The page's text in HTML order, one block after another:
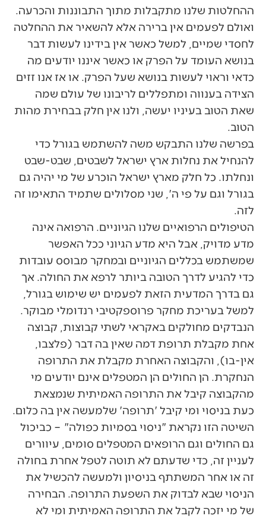
ההחלטות שלנו מתקבלות מתוך התבוננות והכרעה.
ואולם לפעמים אין ברירה אלא להשאיר את ההחלטה
לחסדי שמיים, למשל כאשר אין בידינו לעשות דבר
בנושא העומד על הפרק או כאשר איננו יודעים מה
כדאי וראוי לעשות בנושא שעל הפרק. או אז אנו זזים
הצידה בענווה ומתפללים לריבונו של עולם שמה
שאת הטוב בעיניו יעשה, ולנו אין חלק בבחירת מהות
הטוב.
בפרשה שלנו התבקש משה להשתמש בגורל כדי
להנחיל את נחלות ארץ ישראל לשבטים, שבט-שבט
ונחלתו. כל חלק מארץ ישראל הוכרע של מי יהיה גם
בגורל וגם על פי ה', שני מסלולים שתמיד התאימו זה
לזה.
הטיפולים הרפואיים שלנו הגיוניים. הרפואה אינה
מדע מדויק, אבל היא מדע הגיוני ככל האפשר
שמשתמש בכללים הגיוניים ובמחקר מבוסס עובדות
כדי להגיע לדרך הטובה ביותר לרפא את החולה. אך
גם בדרך המדעית הזאת לפעמים יש שימוש בגורל,
למשל בעריכת מחקר פרוספקטיבי רנדומלי מבוקר.
הנבדקים מחולקים באקראי לשתי קבוצות, קבוצה
אחת מקבלת תרופת דמה שאין בה דבר (פלצבו,
אין-בו), והקבוצה האחרת מקבלת את התרופה
הנחקרת. הן החולים הן המטפלים אינם יודעים מי
מהקבוצה קיבל את התרופה האמיתית שנמצאת
כעת בניסוי ומי קיבל 'תרופה' שלמעשה אין בה כלום.
השיטה הזו נקראת "ניסוי בסמיות כפולה" – כביכול
גם החולים וגם הרופאים המטפלים סומים, עיוורים
לעניין זה, כדי שדעתם לא תוטה לטפל אחרת בחולה
זה או אחר המשתתף בניסיון ולמעשה להכשיל את
הניסוי שבא לבדוק את השפעת התרופה. הבחירה
של מי יזכה לקבל את התרופה האמיתית ומי לא